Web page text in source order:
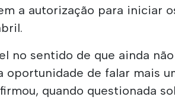
a autorização para iniciar
no sentido de que ainda
oportunidade de falar mais
quando questionada